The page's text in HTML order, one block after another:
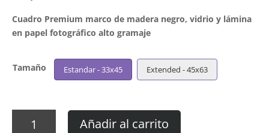
Cuadro Premium marco de madera negro, vidrio y lámina
en papel fotográfico alto gramaje
Tamaño Estandar - 33x45 Extended - 45x63
Sheena
Añadir al carrito